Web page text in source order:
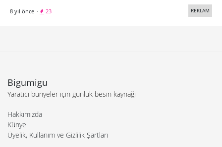
8 yıl önce · 23 REKLAM
Bigumigu
Yaratıcı bünyeler için günlük besin kaynağı
Hakkımızda
Künye
Üyelik, Kullanım ve Gizlilik Şartları